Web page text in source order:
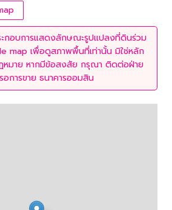
ะกอบการแสดงลักษณะรูปแปลงที่ดินร่วม
map เพื่อดูสภาพพื้นที่เท่านั้น มิใช่หลัก
ฎหมาย หากมีข้อสงสัย กรุณา ติดต่อฝ่าย
การขาย ธนาคารออมสิน